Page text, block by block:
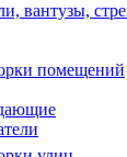
вантузы,
помещений